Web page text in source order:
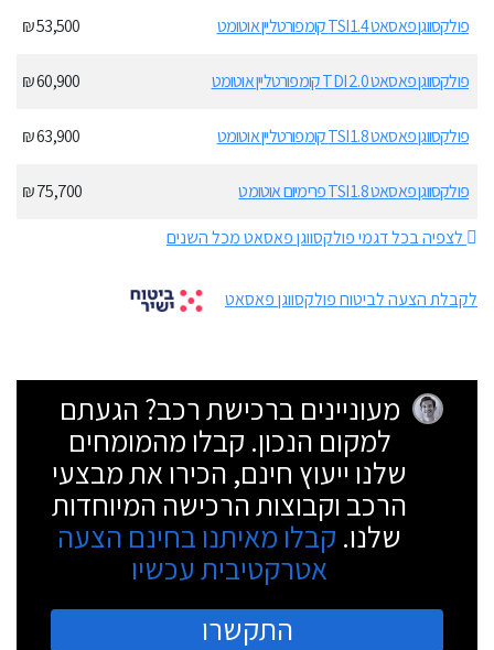
פולקסווגן פאסאט 1.4 TSI קומפורטליין אוטומט
53,500 ₪
פולקסווגן פאסאט 2.0 TDI קומפורטליין אוטומט 60,900 ₪
פולקסווגן פאסאט 1.8 TSI קומפורטליין אוטומט 63,900 ₪
פולקסווגן פאסאט 1.8 TSI פרימיום אוטומט
75,700 ₪
לצפיה בכל דגמי פולקסווגן פאסאט מכל השנים
לקבלת הצעה לביטוח פולקסווגן פאסאט
מעוניינים ברכישת רכב? הגעתם
למקום הנכון. קבלו מהמומחים
שלנו ייעוץ חינם, הכירו את מבצעי
הרכב וקבוצות הרכישה המיוחדות
שלנו. קבלו מאיתנו בחינם הצעה
אטרקטיבית עכשיו
התקשרו